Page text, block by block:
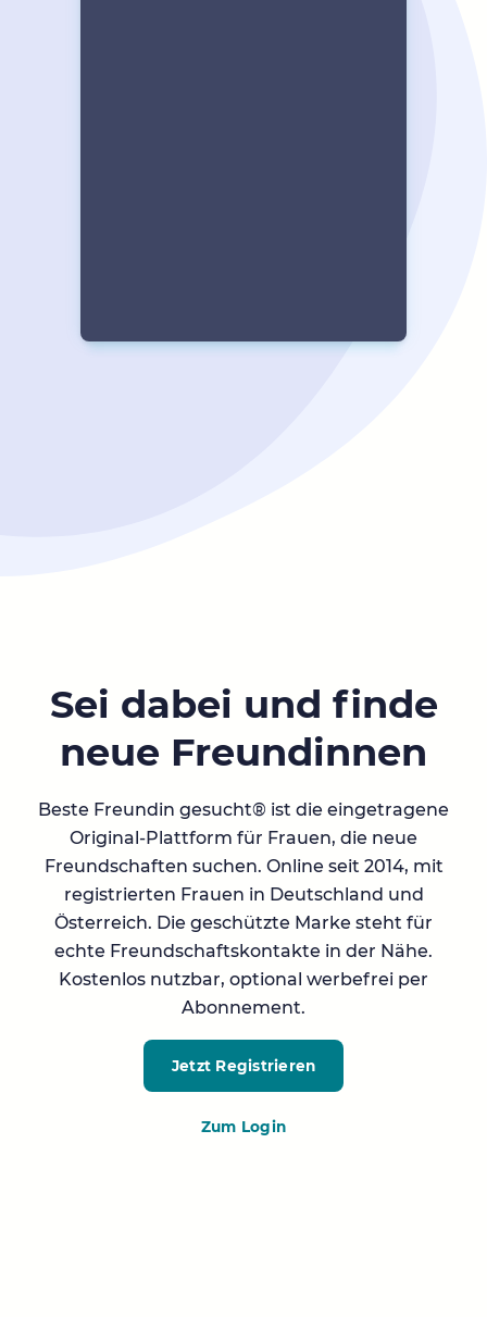
Sei dabei und finde
neue Freundinnen
Beste Freundin gesucht® ist die eingetragene
Original-Plattform für Frauen, die neue
Freundschaften suchen. Online seit 2014, mit
registrierten Frauen in Deutschland und
Österreich. Die geschützte Marke steht für
echte Freundschaftskontakte in der Nähe.
Kostenlos nutzbar, optional werbefrei per
Abonnement.
Jetzt Registrieren
Zum Login